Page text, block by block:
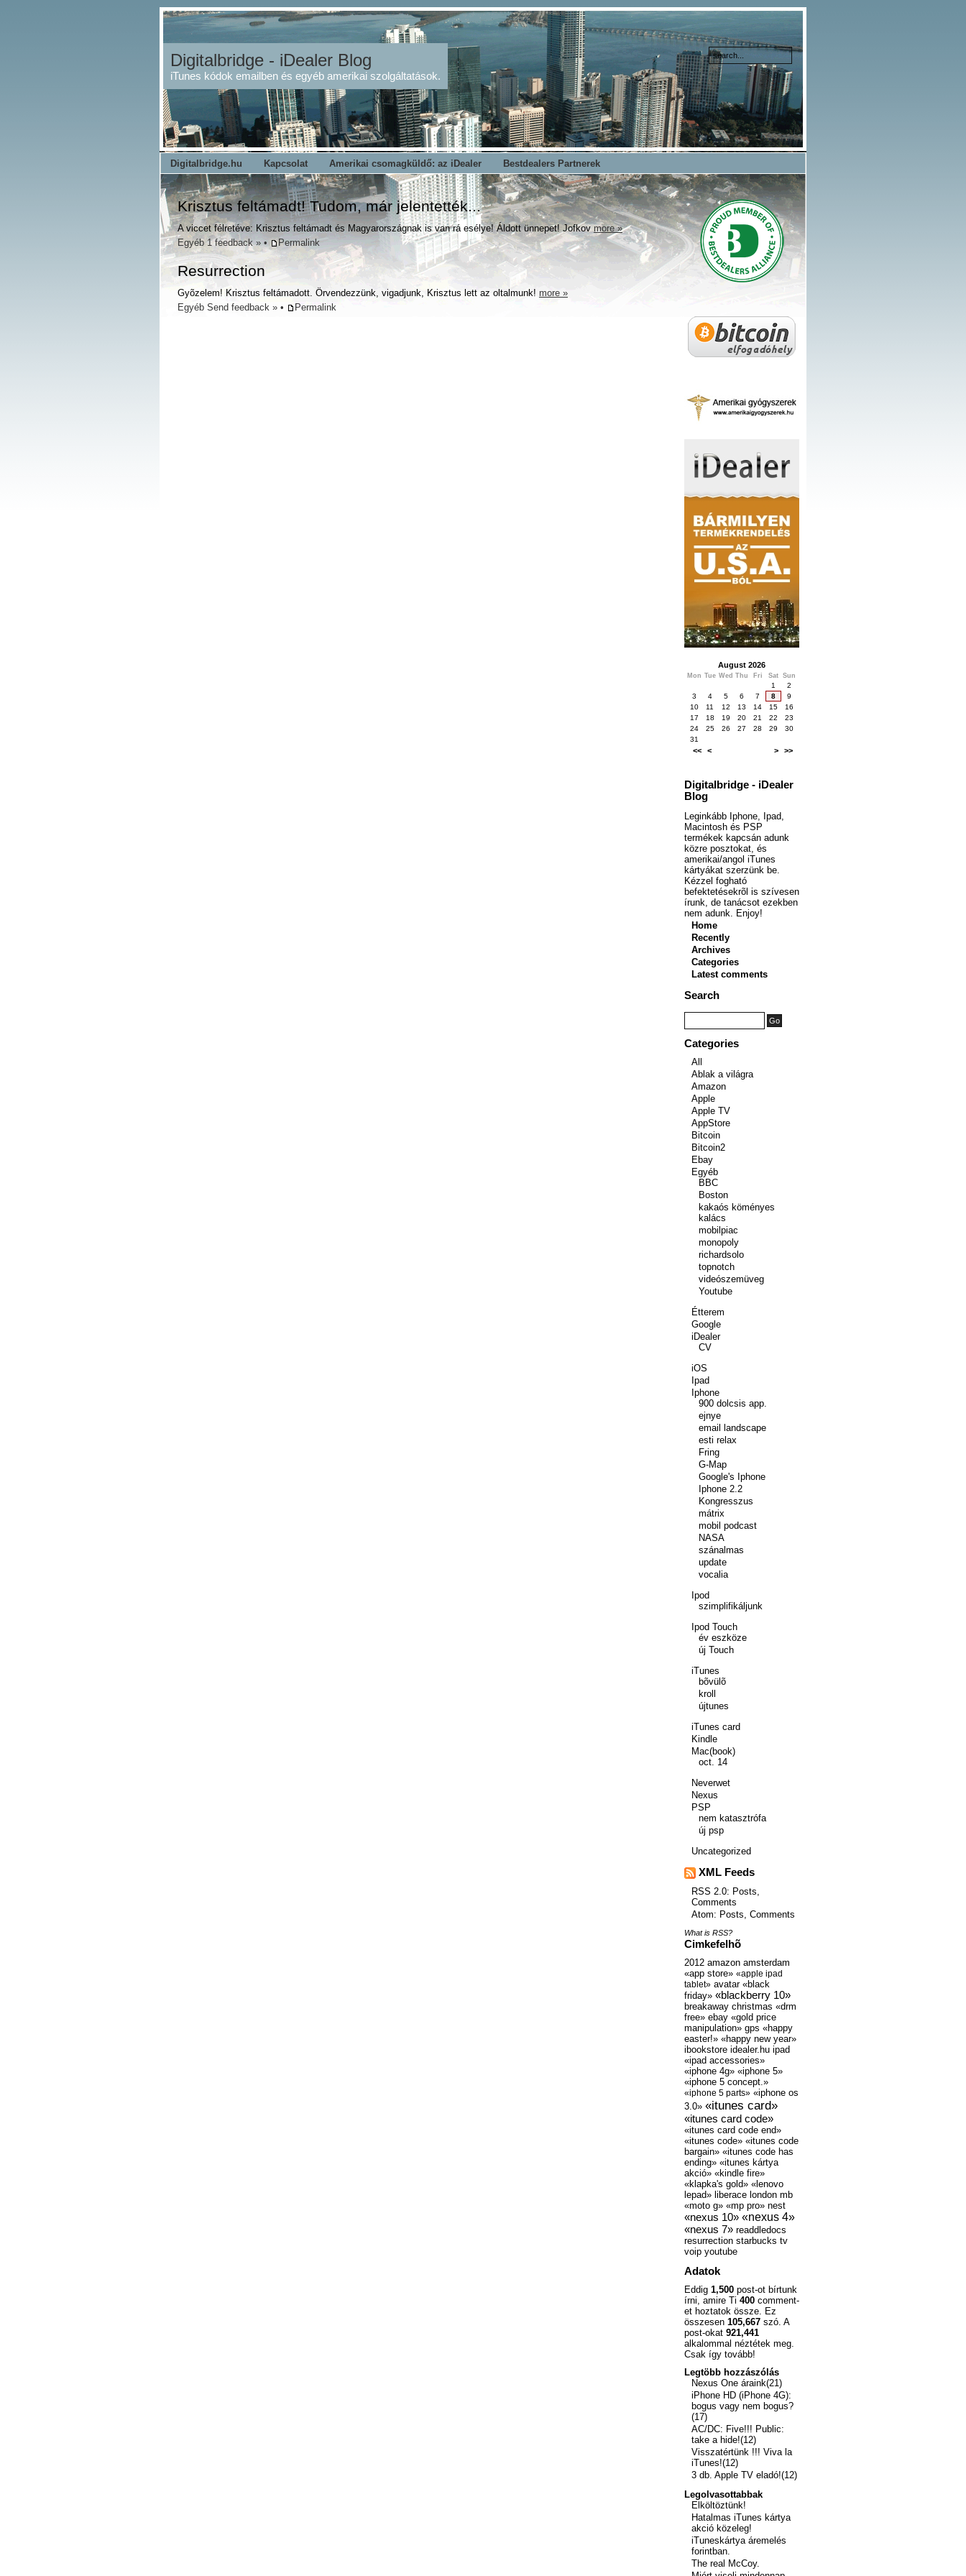
Digitalbridge - iDealer Blog
iTunes kódok emailben és egyéb amerikai szolgáltatások.
Digitalbridge.hu Kapcsolat Amerikai csomagküldő: az iDealer Bestdealers Partnerek
August 2026
Mon Tue Wed Thu Fri Sat Sun
<< < > >>
1
2
3
4 5 6 7 8
9
10
11 12 13 14 15
16
17
18 19 20 21 22
23
24
25 26 27 28 29
30
31
Digitalbridge - iDealer
Blog
Leginkább Iphone, Ipad,
Macintosh és PSP
termékek kapcsán adunk
közre posztokat, és
amerikai/angol iTunes
kártyákat szerzünk be.
Kézzel fogható
befektetésekrõl is szívesen
írunk, de tanácsot ezekben
nem adunk. Enjoy!
Home
Recently
Archives
Categories
Latest comments
Search
Categories
All
Ablak a világra
Amazon
Apple
Apple TV
AppStore
Bitcoin
Bitcoin2
Ebay
Egyéb
BBC
Boston
kakaós köményes
kalács
mobilpiac
monopoly
richardsolo
topnotch
videószemüveg
Youtube
Étterem
Google
iDealer
CV
iOS
Ipad
Iphone
900 dolcsis app.
ejnye
email landscape
esti relax
Fring
G-Map
Google's Iphone
Iphone 2.2
Kongresszus
mátrix
mobil podcast
NASA
szánalmas
update
vocalia
Ipod
szimplifikáljunk
Ipod Touch
év eszköze
új Touch
iTunes
bõvülõ
kroll
újtunes
iTunes card
Kindle
Mac(book)
oct. 14
Neverwet
Nexus
PSP
nem katasztrófa
új psp
Uncategorized
XML Feeds
RSS 2.0: Posts,
Comments
Atom: Posts, Comments
What is RSS?
Cimkefelhõ
2012 amazon amsterdam
«app store» «apple ipad
tablet» avatar «black
friday» «blackberry 10»
breakaway christmas «drm
free» ebay «gold price
manipulation» gps «happy
easter!» «happy new year»
ibookstore idealer.hu ipad
«ipad accessories»
«iphone 4g» «iphone 5»
«iphone 5 concept.»
«iphone 5 parts» «iphone os
3.0» «itunes card»
«itunes card code»
«itunes card code end»
«itunes code» «itunes code
bargain» «itunes code has
ending» «itunes kártya
akció» «kindle fire»
«klapka's gold» «lenovo
lepad» liberace london mb
«moto g» «mp pro» nest
«nexus 10» «nexus 4»
«nexus 7» readdledocs
resurrection starbucks tv
voip youtube
Adatok
Eddig 1,500 post-ot bírtunk
írni, amire Ti 400 comment-
et hoztatok össze. Ez
összesen 105,667 szó. A
post-okat 921,441
alkalommal néztétek meg.
Csak így tovább!
Legtöbb hozzászólás
Nexus One áraink(21)
iPhone HD (iPhone 4G):
bogus vagy nem bogus?
(17)
AC/DC: Five!!! Public:
take a hide!(12)
Visszatértünk !!! Viva la
iTunes!(12)
3 db. Apple TV eladó!(12)
Legolvasottabbak
Elköltöztünk!
Hatalmas iTunes kártya
akció közeleg!
iTuneskártya áremelés
forintban.
The real McCoy.
Krisztus feltámadt! Tudom, már jelentették...
A viccet félretéve: Krisztus feltámadt és Magyarországnak is van rá esélye! Áldott ünnepet! Jofkov more »
Egyéb 1 feedback » • Permalink
Resurrection
Gyõzelem! Krisztus feltámadott. Örvendezzünk, vigadjunk, Krisztus lett az oltalmunk! more »
Egyéb Send feedback » • Permalink